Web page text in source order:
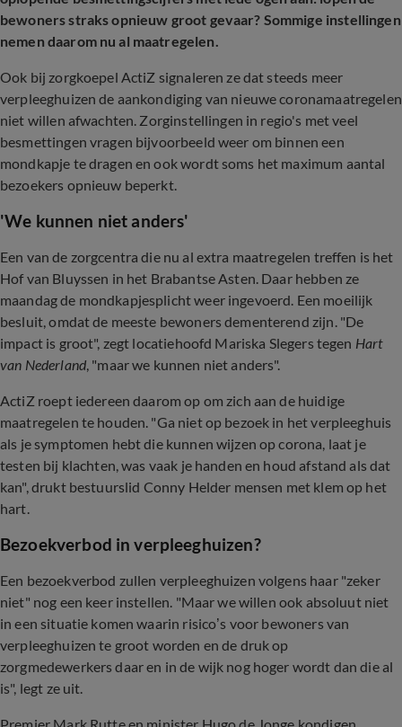
bewoners straks opnieuw groot gevaar? Sommige instellingen
nemen daarom nu al maatregelen.
Ook bij zorgkoepel ActiZ signaleren ze dat steeds meer
verpleeghuizen de aankondiging van nieuwe coronamaatregelen
niet willen afwachten. Zorginstellingen in regio's met veel
besmettingen vragen bijvoorbeeld weer om binnen een
mondkapje te dragen en ook wordt soms het maximum aantal
bezoekers opnieuw beperkt.
'We kunnen niet anders'
Een van de zorgcentra die nu al extra maatregelen treffen is het
Hof van Bluyssen in het Brabantse Asten. Daar hebben ze
maandag de mondkapjesplicht weer ingevoerd. Een moeilijk
besluit, omdat de meeste bewoners dementerend zijn. "De
impact is groot", zegt locatiehoofd Mariska Slegers tegen Hart
van Nederland, "maar we kunnen niet anders".
ActiZ roept iedereen daarom op om zich aan de huidige
maatregelen te houden. "Ga niet op bezoek in het verpleeghuis
als je symptomen hebt die kunnen wijzen op corona, laat je
testen bij klachten, was vaak je handen en houd afstand als dat
kan", drukt bestuurslid Conny Helder mensen met klem op het
hart.
Bezoekverbod in verpleeghuizen?
Een bezoekverbod zullen verpleeghuizen volgens haar "zeker
niet" nog een keer instellen. "Maar we willen ook absoluut niet
in een situatie komen waarin risico’s voor bewoners van
verpleeghuizen te groot worden en de druk op
zorgmedewerkers daar en in de wijk nog hoger wordt dan die al
is", legt ze uit.